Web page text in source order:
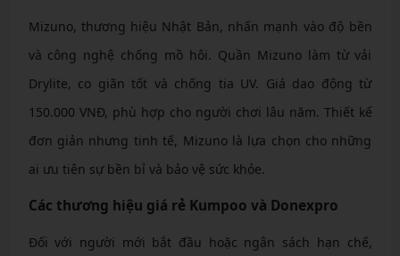
Mizuno, thương hiệu Nhật Bản, nhấn mạnh vào độ bền
và công nghệ chống mồ hôi. Quần Mizuno làm từ vải
Drylite, co giãn tốt và chống tia UV. Giá dao động từ
150.000 VNĐ, phù hợp cho người chơi lâu năm. Thiết kế
đơn giản nhưng tinh tế, Mizuno là lựa chọn cho những
ai ưu tiên sự bền bỉ và bảo vệ sức khỏe.
Các thương hiệu giá rẻ Kumpoo và Donexpro
Đối với người mới bắt đầu hoặc ngân sách hạn chế,